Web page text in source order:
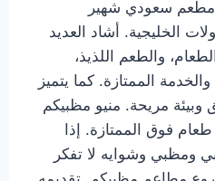
سعودي شهير
الخليجية. أشاد العديد
والطعم اللذيذ،
الممتازة. كما يتميز
وبيئة مريحة. منيو مظبيكم
فوق الممتازة. إذا
ومظبي وشوايه لا تفكر